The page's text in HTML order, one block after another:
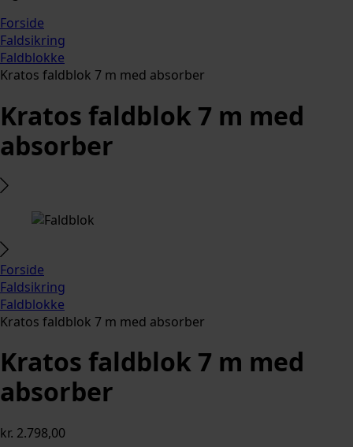
Forside
Faldsikring
Faldblokke
Kratos faldblok 7 m med absorber
Kratos faldblok 7 m med
absorber
Forside
Faldsikring
Faldblokke
Kratos faldblok 7 m med absorber
Kratos faldblok 7 m med
absorber
kr. 2.798,00